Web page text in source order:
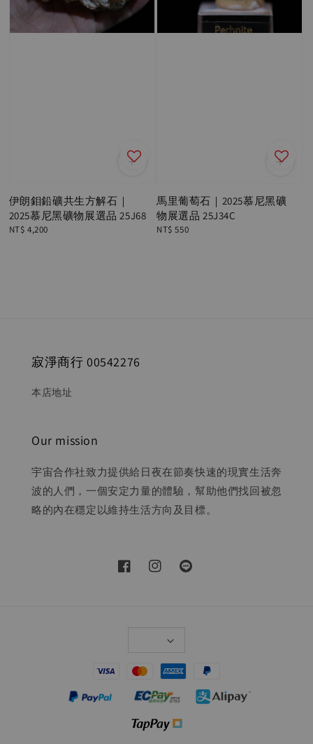
伊朗鉬鉛礦共生方解石｜
2025慕尼黑礦物展選品 25J68
Regular
NT$ 4,200
馬里葡萄石｜2025慕尼黑礦
物展選品 25J34C
Regular
NT$ 550
寂淨商行 00542276
本店地址
Our mission
宇宙合作社致力提供給日夜在節奏快速的現實生活奔
波的人們，一個安定力量的體驗，幫助他們找回被忽
略的內在穩定以維持生活方向及目標。